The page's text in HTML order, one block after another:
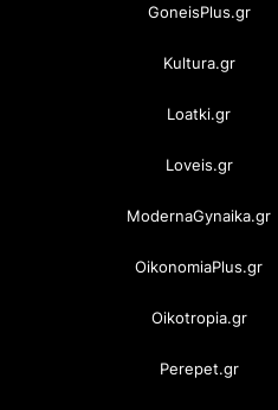
GoneisPlus.gr
Kultura.gr
Loatki.gr
Loveis.gr
ModernaGynaika.gr
OikonomiaPlus.gr
Oikotropia.gr
Perepet.gr